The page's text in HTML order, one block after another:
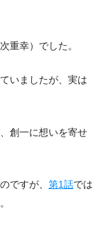
重幸）でした。
いましたが、実は
創一に想いを寄せ
ですが、 第1話では